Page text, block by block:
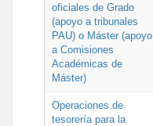
oficiales de Grado
(apoyo a tribunales
PAU) o Máster (apoyo
a Comisiones
Académicas de
Máster)
Operaciones de
tesorería para la